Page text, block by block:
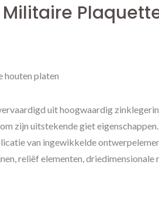
houten platen
uit hoogwaardig
zijn uitstekende giet
van ingewikkelde
reliëf elementen, driedimensionale